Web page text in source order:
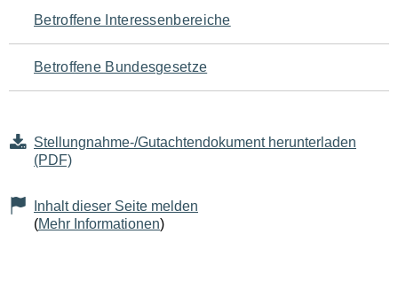
den
Seiteninhalt
Betroffene Interessenbereiche
Betroffene Bundesgesetze
Stellungnahme-/Gutachtendokument herunterladen
(PDF)
Inhalt dieser Seite melden
(Mehr Informationen)